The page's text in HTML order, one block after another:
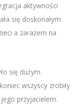
aktywności
się doskonałym
a zarazem na
się dużym
wszyscy zrobiły
przyjacielem.